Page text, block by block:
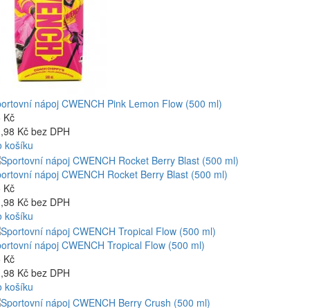
nápoj CWENCH Pink Lemon Flow (500 ml)
Kč
Kč bez DPH
košíku
nápoj CWENCH Rocket Berry Blast (500 ml)
Kč
Kč bez DPH
košíku
nápoj CWENCH Tropical Flow (500 ml)
Kč
Kč bez DPH
košíku